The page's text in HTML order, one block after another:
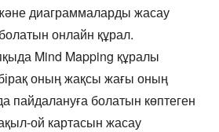
диаграммаларды жасау
онлайн құрал.
Mind Mapping құралы
оның жақсы жағы оның
пайдалануға болатын көптеген
ой картасын жасау